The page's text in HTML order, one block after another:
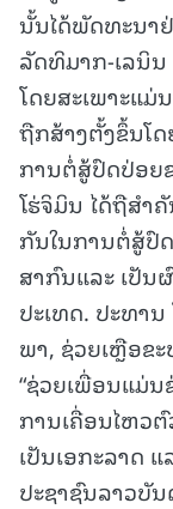
ນັ້ນໄດ້ພັດທະນາ
ລັດທິມາກ-ເລນິນ
ໂດຍສະເພາະແ
ຖືກສ້າງຕັ້ງຂຶ້ນໂ
ການຕໍ່ສູ້ປົດປ່ອຍ
ໂຮ່ຈິມິນ ໄດ້ຖືສຳ
ກັນໃນການຕໍ່ສູ້ປົ
ສາກົນແລະ ເປັນ
ປະເທດ. ປະທານ
ພາ, ຊ່ວຍເຫຼືອຂ
“ຊ່ວຍເພື່ອນແມ່ນ
ການເຄື່ອນໄຫວຕົ
ເປັນເອກະລາດ
ປະຊາຊົນລາວບັນ